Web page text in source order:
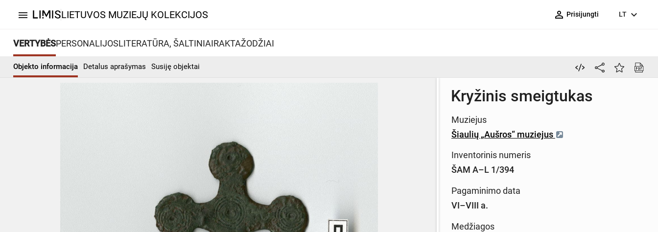
menu LIETUVOS MUZIEJŲ KOLEKCIJOS person_outline Prisijungti LT expand_more
VERTYBĖSPERSONALIJOSLITERATŪRA, ŠALTINIAIRAKTAŽODŽIAI
Objekto informacija Detalus aprašymas Susiję objektai
Kryžinis smeigtukas
Muziejus
Šiaulių „Aušros“ muziejus
Inventorinis numeris
ŠAM A–L 1/394
Pagaminimo data
VI–VIII a.
Medžiagos